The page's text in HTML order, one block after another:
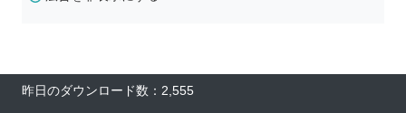
昨日のダウンロード数：2,555